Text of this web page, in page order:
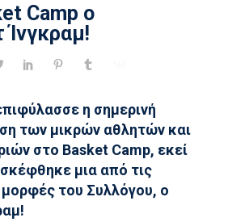
Camp o
Ίνγκραμ!
η σημερινή
των μικρών αθλητών και
στο Basket Camp, εκεί
μια από τις
του Συλλόγου, ο